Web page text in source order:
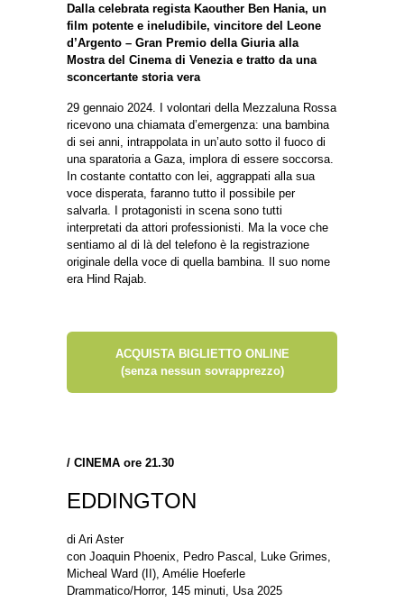
Dalla celebrata regista Kaouther Ben Hania, un
film potente e ineludibile, vincitore del Leone
d’Argento – Gran Premio della Giuria alla
Mostra del Cinema di Venezia e tratto da una
sconcertante storia vera
29 gennaio 2024. I volontari della Mezzaluna Rossa
ricevono una chiamata d’emergenza: una bambina
di sei anni, intrappolata in un’auto sotto il fuoco di
una sparatoria a Gaza, implora di essere soccorsa.
In costante contatto con lei, aggrappati alla sua
voce disperata, faranno tutto il possibile per
salvarla. I protagonisti in scena sono tutti
interpretati da attori professionisti. Ma la voce che
sentiamo al di là del telefono è la registrazione
originale della voce di quella bambina. Il suo nome
era Hind Rajab.
ACQUISTA BIGLIETTO ONLINE
(senza nessun sovrapprezzo)
/ CINEMA ore 21.30
EDDINGTON
di Ari Aster
con Joaquin Phoenix, Pedro Pascal, Luke Grimes,
Micheal Ward (II), Amélie Hoeferle
Drammatico/Horror, 145 minuti, Usa 2025